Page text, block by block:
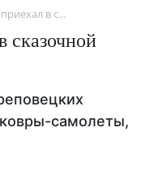
в с...
сказочной
самолеты,